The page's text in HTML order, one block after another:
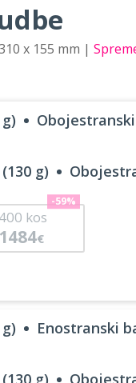
x 155 mm |
g)
400 kos
1484€
-59%
Enostranski
g)